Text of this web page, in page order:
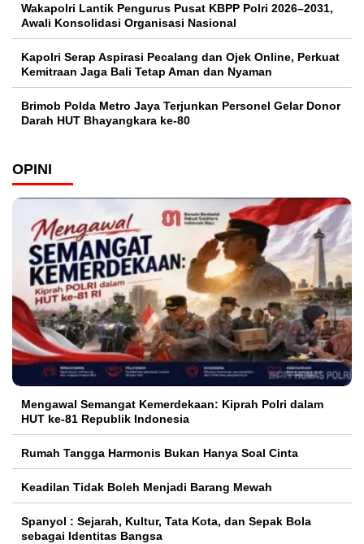
Wakapolri Lantik Pengurus Pusat KBPP Polri 2026–2031,
Awali Konsolidasi Organisasi Nasional
Kapolri Serap Aspirasi Pecalang dan Ojek Online, Perkuat
Kemitraan Jaga Bali Tetap Aman dan Nyaman
Brimob Polda Metro Jaya Terjunkan Personel Gelar Donor
Darah HUT Bhayangkara ke-80
OPINI
Mengawal Semangat Kemerdekaan: Kiprah Polri dalam
HUT ke-81 Republik Indonesia
Rumah Tangga Harmonis Bukan Hanya Soal Cinta
Keadilan Tidak Boleh Menjadi Barang Mewah
Spanyol : Sejarah, Kultur, Tata Kota, dan Sepak Bola
sebagai Identitas Bangsa